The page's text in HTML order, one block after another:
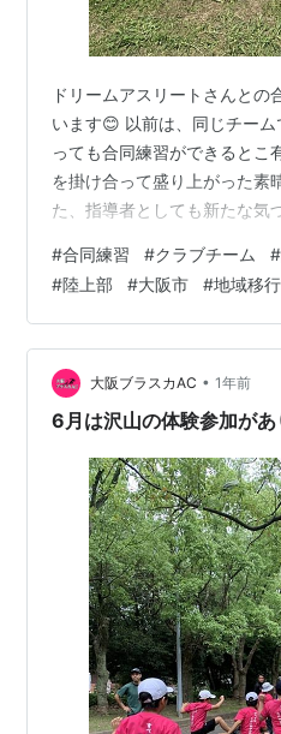
ドリームアスリートさんとの
います😊 以前は、同じチー
っても合同練習ができるとこ
を掛け合って盛り上がった素
た、指導者としても新たな気
りました▼▼ 下の画像を押し
ームが開きますので、入力し
絡します。 ▼▼ YouTubeチ
した‼ ▼▼ 高評価やチャンネ
みになります。陸上の楽しさ
出来たら嬉しいです。
#合同練習 #クラブチーム #
#陸上部 #大阪市 #地域移行
大阪ブラスカAC • 1年前
6月は沢山の体験参加があ